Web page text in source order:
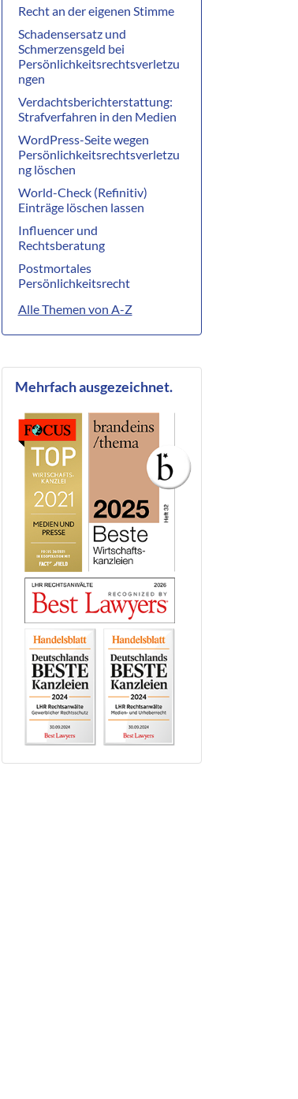
Recht an der eigenen Stimme
Schadensersatz und
Schmerzensgeld bei
Persönlichkeitsrechtsverletzu
ngen
Verdachtsberichterstattung:
Strafverfahren in den Medien
WordPress-Seite wegen
Persönlichkeitsrechtsverletzu
ng löschen
World-Check (Refinitiv)
Einträge löschen lassen
Influencer und
Rechtsberatung
Postmortales
Persönlichkeitsrecht
Alle Themen von A-Z
Mehrfach ausgezeichnet.